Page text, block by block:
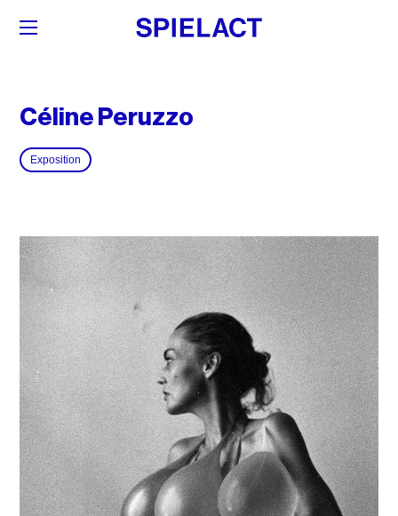
Céline Peruzzo
Exposition